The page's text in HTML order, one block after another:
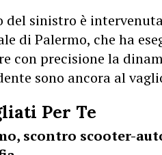
del sinistro è
di Palermo, che ha
con precisione la
sono ancora al
Per Te
scontro scooter-